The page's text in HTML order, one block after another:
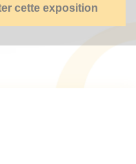
cette exposition